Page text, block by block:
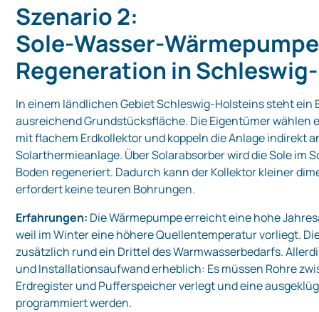
Szenario 2:
Regeneration in
In einem ländlichen Gebiet Schleswig‑Holsteins steht
ausreichend Grundstücksfläche. Die Eigentümer wählen
mit flachem Erdkollektor und koppeln die Anlage indirekt
Solarthermieanlage. Über Solarabsorber wird die Sole im
Boden regeneriert. Dadurch kann der Kollektor kleiner
erfordert keine teuren Bohrungen.
Erfahrungen: Die Wärmepumpe erreicht eine hohe
weil im Winter eine höhere Quellentemperatur vorliegt.
zusätzlich rund ein Drittel des Warmwasserbedarfs.
und Installationsaufwand erheblich: Es müssen Rohre
Erdregister und Pufferspeicher verlegt und eine
programmiert werden.